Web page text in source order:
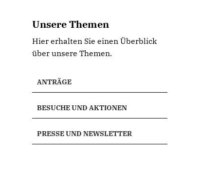
Unsere Themen
Hier erhalten Sie einen Überblick
über unsere Themen.
ANTRÄGE
BESUCHE UND AKTIONEN
PRESSE UND NEWSLETTER